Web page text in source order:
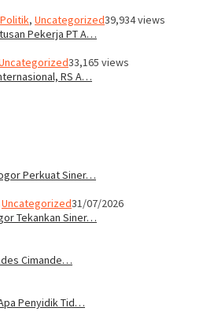
Politik, Uncategorized39,934 views
Pekerja PT A…
33,165 views
RS A…
Perkuat Siner…
Uncategorized31/07/2026
Tekankan Siner…
Cimande…
Penyidik Tid…